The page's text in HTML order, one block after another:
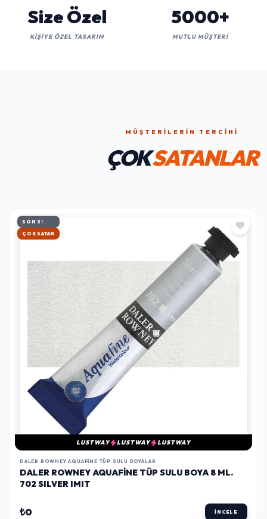
Size Özel
KIŞIYE ÖZEL TASARIM
5000+
MUTLU MÜŞTERI
MÜŞTERILERIN TERCIHI
ÇOKSATANLAR
SON 3!
HIZLI KARGO
LUSTWAY LUSTWAY LUSTWAY
DALER ROWNEY AQUAFINE TÜP SULU BOYALAR
DALER ROWNEY AQUAFINE TÜP SULU BOYA 8 ML.
702 SILVER IMIT
₺0 İNCELE